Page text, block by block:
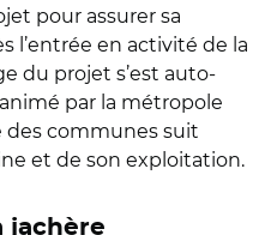
pour assurer sa
l’entrée en activité de la
du projet s’est auto-
par la métropole
des communes suit
et de son exploitation.
jachère